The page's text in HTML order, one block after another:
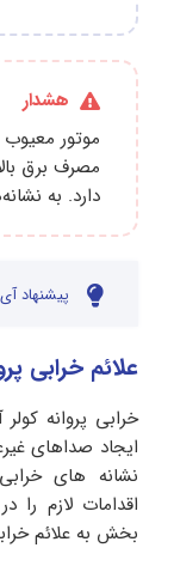
هشدار
موتور معیوب
مصرف برق
دارد. به
پیشنهاد
علائم خرابی
خرابی پروانه
ایجاد صداهای
نشانه های
اقدامات لازم
بخش به علائم